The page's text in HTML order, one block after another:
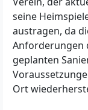
seine
austragen, da
Anforderungen
geplanten
Ort